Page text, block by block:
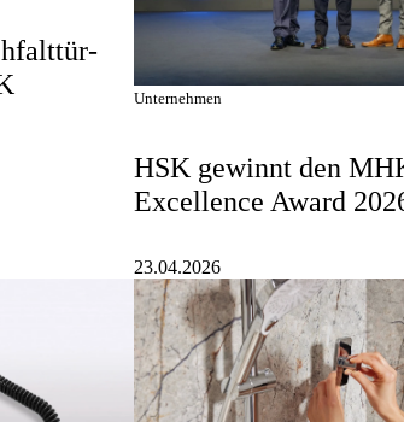
Unternehmen
HSK gewinnt den
Excellence Award
23.04.2026